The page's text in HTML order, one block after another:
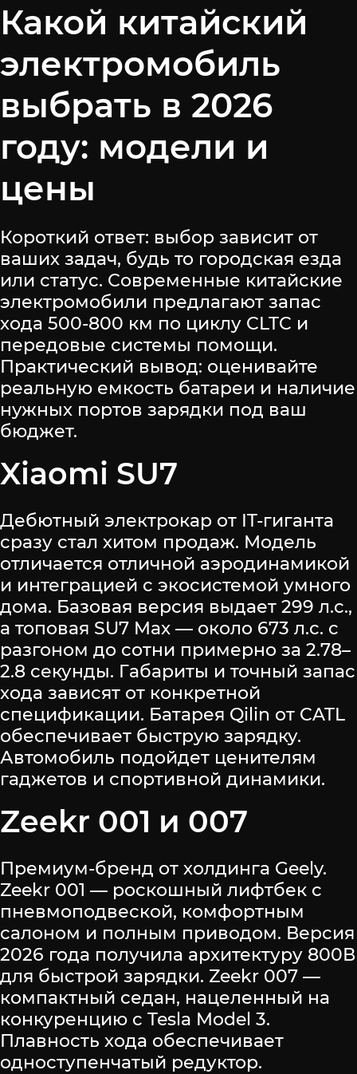
Какой китайский
электромобиль
выбрать в 2026
году: модели и
цены
Короткий ответ: выбор зависит от
ваших задач, будь то городская езда
или статус. Современные китайские
электромобили предлагают запас
хода 500-800 км по циклу CLTC и
передовые системы помощи.
Практический вывод: оценивайте
реальную емкость батареи и наличие
нужных портов зарядки под ваш
бюджет.
Xiaomi SU7
Дебютный электрокар от IT-гиганта
сразу стал хитом продаж. Модель
отличается отличной аэродинамикой
и интеграцией с экосистемой умного
дома. Базовая версия выдает 299 л.с.,
а топовая SU7 Max — около 673 л.с. с
разгоном до сотни примерно за 2.78–
2.8 секунды. Габариты и точный запас
хода зависят от конкретной
спецификации. Батарея Qilin от CATL
обеспечивает быструю зарядку.
Автомобиль подойдет ценителям
гаджетов и спортивной динамики.
Zeekr 001 и 007
Премиум-бренд от холдинга Geely.
Zeekr 001 — роскошный лифтбек с
пневмоподвеской, комфортным
салоном и полным приводом. Версия
2026 года получила архитектуру 800В
для быстрой зарядки. Zeekr 007 —
компактный седан, нацеленный на
конкуренцию с Tesla Model 3.
Плавность хода обеспечивает
одноступенчатый редуктор.